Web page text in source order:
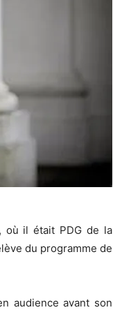
où il était PDG de la
du programme de
audience avant son